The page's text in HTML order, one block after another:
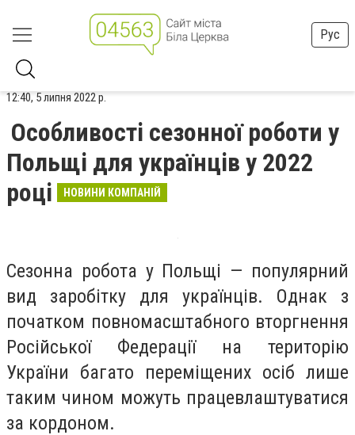
Рус
12:40, 5 липня 2022 р.
Особливості сезонної роботи у
Польщі для українців у 2022
році
НОВИНИ КОМПАНІЙ
Сезонна робота у Польщі — популярний
вид заробітку для українців. Однак з
початком повномасштабного вторгнення
Російської Федерації на територію
України багато переміщених осіб лише
таким чином можуть працевлаштуватися
за кордоном.